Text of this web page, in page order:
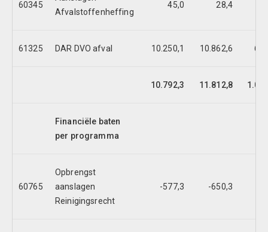
60345
Afvalstoffenheffing
45,0 28,4
61325 DAR DVO afval 10.250,1 10.862,6
10.792,3 11.812,8
Financiële baten
per programma
60765
Opbrengst
aanslagen
Reinigingsrecht
-577,3 -650,3